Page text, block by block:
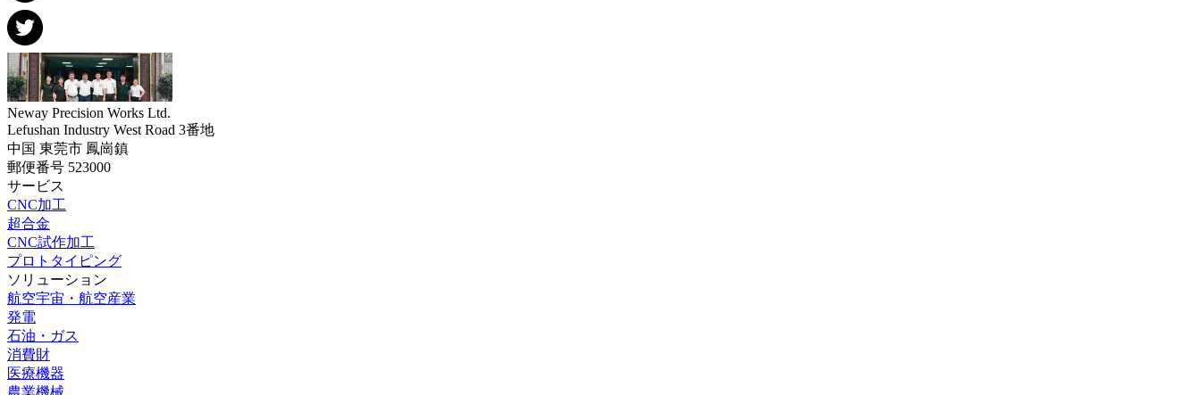
Neway Precision Works Ltd.
Lefushan Industry West Road 3番地
中国 東莞市 鳳崗鎮
郵便番号 523000
サービス
CNC加工
超合金
CNC試作加工
プロトタイピング
ソリューション
航空宇宙・航空産業
発電
石油・ガス
消費財
医療機器
農業機械